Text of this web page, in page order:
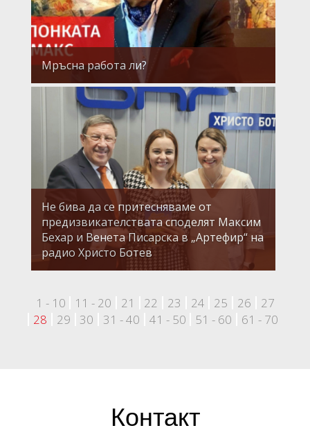
Мръсна работа ли?
Не бива да се притесняваме от
предизвикателствата споделят Максим
Бехар и Венета Писарска в „Артефир“ на
радио Христо Ботев
1 - 10 11 - 20 21 22 23 24 25 26
27
28
29 30 31 - 40 41 - 50 51 - 60 61 - 70
Контакт